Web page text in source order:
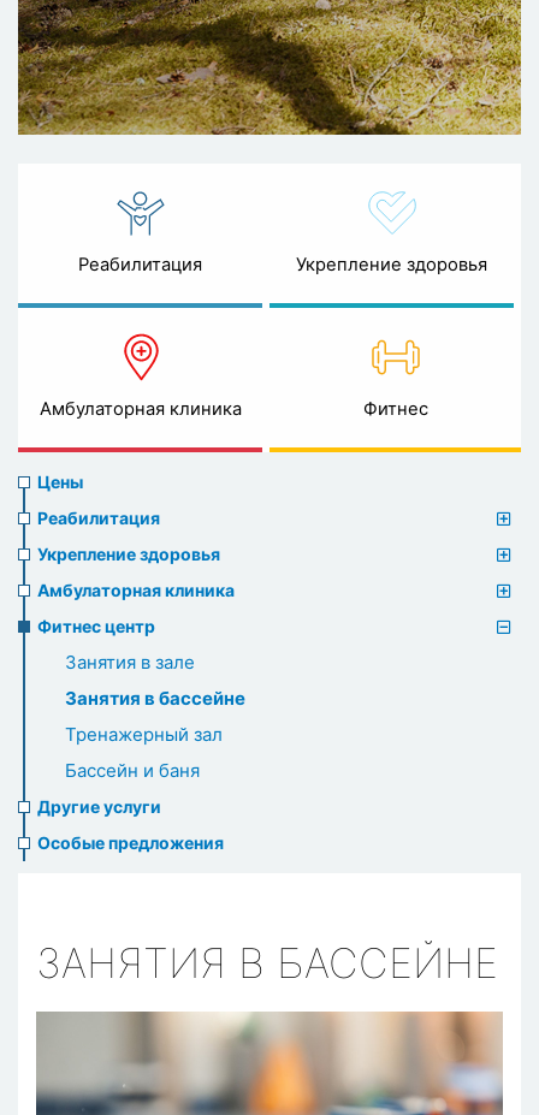
Реабилитация Укрепление здоровья
Амбулаторная клиника Фитнес
Prices
menu
Цены
Реабилитация
Укрепление здоровья
Амбулаторная клиника
Фитнес центр
Занятия в зале
Занятия в бассейне
Тренажерный зал
Бассейн и баня
Другие услуги
Особые предложения
ЗАНЯТИЯ В БАССЕЙНЕ